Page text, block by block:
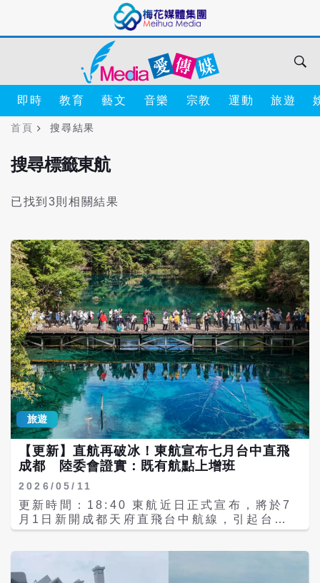
即時 教育 藝文 音樂 宗教 運動 旅遊
首頁 搜尋結果
搜尋標籤東航
已找到3則相關結果
旅遊
【更新】直航再破冰！東航宣布七月台中直飛
成都 陸委會證實：既有航點上增班
2026/05/11
更新時間：18:40 東航近日正式宣布，將於7
月1日新開成都天府直飛台中航線，引起台灣
網上熱議。對此，陸委會今天（11日）傍晚向
開放定期航班之航點基礎上增班。 綜合陸媒今